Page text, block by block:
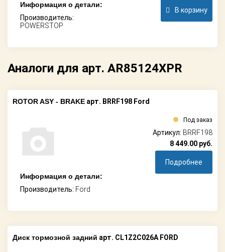
Информация о детали:
Производитель:
POWERSTOP
В корзину
Аналоги для арт. AR85124XPR
ROTOR ASY - BRAKE арт. BRRF198 Ford
Информация о детали:
Производитель: Ford
Под заказ
Артикул: BRRF198
8 449.00 руб.
Подробнее
Диск тормозной задний арт. CL1Z2C026A FORD